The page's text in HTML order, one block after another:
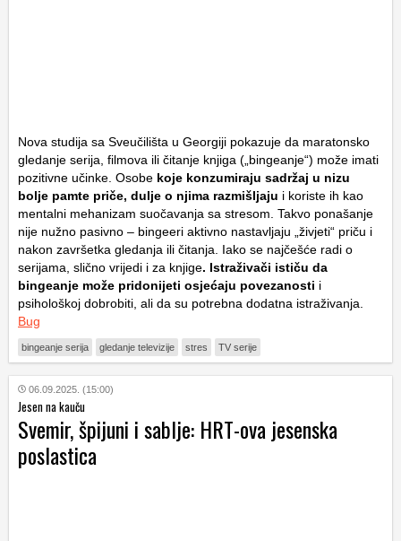
Nova studija sa Sveučilišta u Georgiji pokazuje da maratonsko
gledanje serija, filmova ili čitanje knjiga („bingeanje“) može imati
pozitivne učinke. Osobe koje konzumiraju sadržaj u nizu
bolje pamte priče, dulje o njima razmišljaju i koriste ih kao
mentalni mehanizam suočavanja sa stresom. Takvo ponašanje
nije nužno pasivno – bingeeri aktivno nastavljaju „živjeti“ priču i
nakon završetka gledanja ili čitanja. Iako se najčešće radi o
serijama, slično vrijedi i za knjige. Istraživači ističu da
bingeanje može pridonijeti osjećaju povezanosti i
psihološkoj dobrobiti, ali da su potrebna dodatna istraživanja.
Bug
bingeanje serija gledanje televizije stres TV serije
06.09.2025. (15:00)
Jesen na kauču
Svemir, špijuni i sablje: HRT-ova jesenska
poslastica